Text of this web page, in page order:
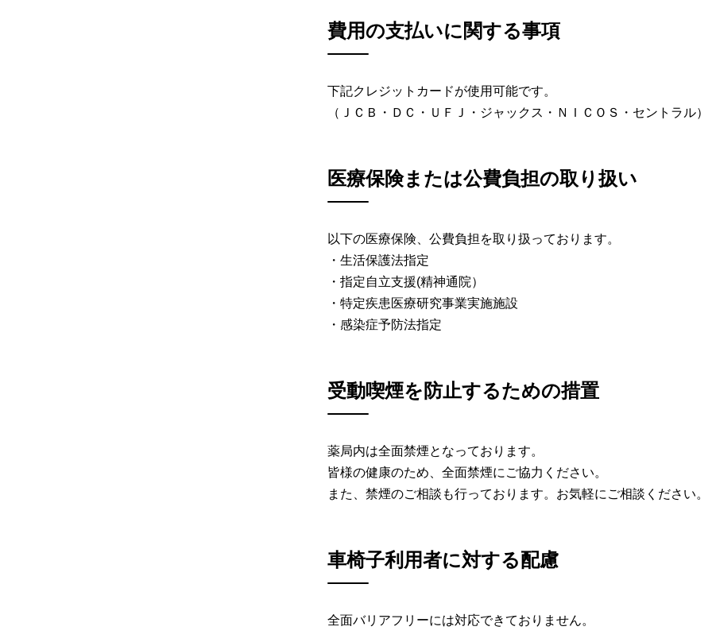
費用の支払いに関する事項
下記クレジットカードが使用可能です。
（ＪＣＢ・ＤＣ・ＵＦＪ・ジャックス・ＮＩＣＯＳ・セントラル）
医療保険または公費負担の取り扱い
以下の医療保険、公費負担を取り扱っております。
・生活保護法指定
・指定自立支援(精神通院）
・特定疾患医療研究事業実施施設
・感染症予防法指定
受動喫煙を防止するための措置
薬局内は全面禁煙となっております。
皆様の健康のため、全面禁煙にご協力ください。
また、禁煙のご相談も行っております。お気軽にご相談ください。
車椅子利用者に対する配慮
全面バリアフリーには対応できておりません。